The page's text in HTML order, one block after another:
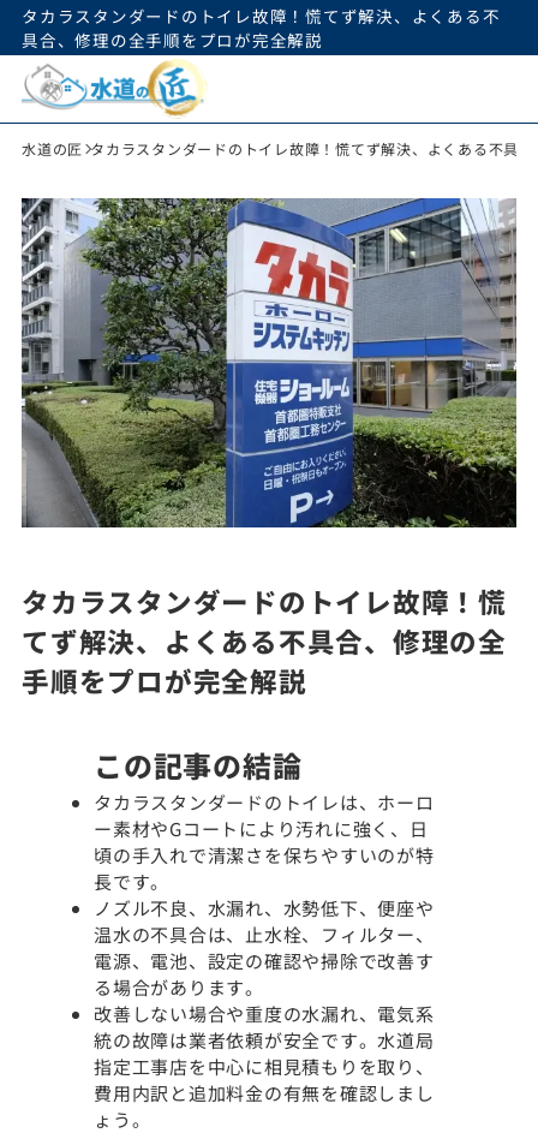
タカラスタンダードのトイレ故障！慌てず解決、よくある不
具合、修理の全手順をプロが完全解説
水道の匠 タカラスタンダードのトイレ故障！慌てず解決、よくある不具
タカラスタンダードのトイレ故障！慌
てず解決、よくある不具合、修理の全
手順をプロが完全解説
この記事の結論
タカラスタンダードのトイレは、ホーロ
ー素材やGコートにより汚れに強く、日
頃の手入れで清潔さを保ちやすいのが特
長です。
ノズル不良、水漏れ、水勢低下、便座や
温水の不具合は、止水栓、フィルター、
電源、電池、設定の確認や掃除で改善す
る場合があります。
改善しない場合や重度の水漏れ、電気系
統の故障は業者依頼が安全です。水道局
指定工事店を中心に相見積もりを取り、
費用内訳と追加料金の有無を確認しまし
ょう。